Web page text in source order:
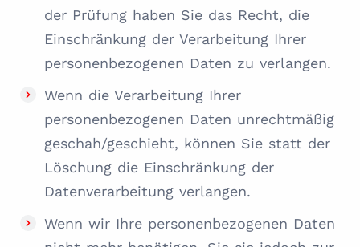
der Prüfung haben Sie das Recht, die
Einschränkung der Verarbeitung Ihrer
personenbezogenen Daten zu verlangen.
Wenn die Verarbeitung Ihrer
personenbezogenen Daten unrechtmäßig
geschah/geschieht, können Sie statt der
Löschung die Einschränkung der
Datenverarbeitung verlangen.
Wenn wir Ihre personenbezogenen Daten